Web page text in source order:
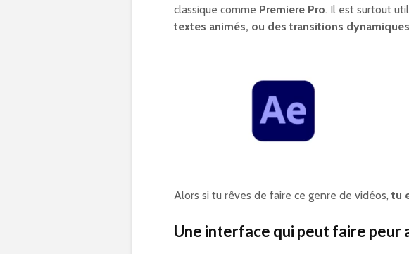
classique comme Premiere Pro. Il est surtout
textes animés, ou des transitions dynamiques
Alors si tu rêves de faire ce genre de vidéos, tu
Une interface qui peut faire peur